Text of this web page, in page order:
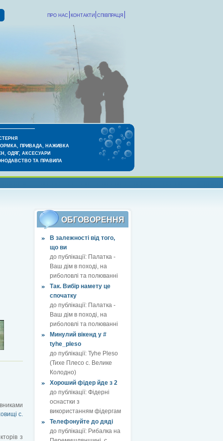
СПІВПРАЦЯ
КОНТАКТИ
ПРО НАС
ПРИВАДА, НАЖИВКА
ОДЯГ, АКСЕСУАРИ
ТА ПРАВИЛА
ОБГОВОРЕННЯ
В залежності від того,
що ви
до публікації: Палатка -
Ваш дім в поході, на
риболовлі та полюванні
Так. Вибір намету це
спочатку
до публікації: Палатка -
Ваш дім в поході, на
риболовлі та полюванні
Минулий вікенд у #
tyhe_pleso
до публікації: Tyhe Pleso
(Тихе Плесо с. Велике
Колодно)
Хороший фідер йде з 2
до публікації: Фідерні
оснастки з
використанням фідергам
Телефонуйте до дяді
до публікації: Рибалка на
с.
з